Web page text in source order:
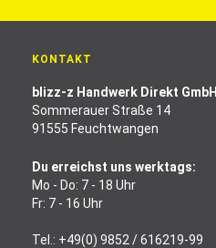
KONTAKT
blizz-z Handwerk Direkt GmbH
Sommerauer Straße 14
91555 Feuchtwangen
Du erreichst uns werktags:
Mo - Do: 7 - 18 Uhr
Fr: 7 - 16 Uhr
Tel.: +49(0) 9852 / 616219-99